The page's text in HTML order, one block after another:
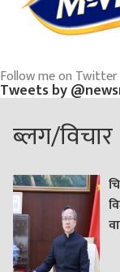
Follow me on Twitter
Tweets by
ब्लग/विचार